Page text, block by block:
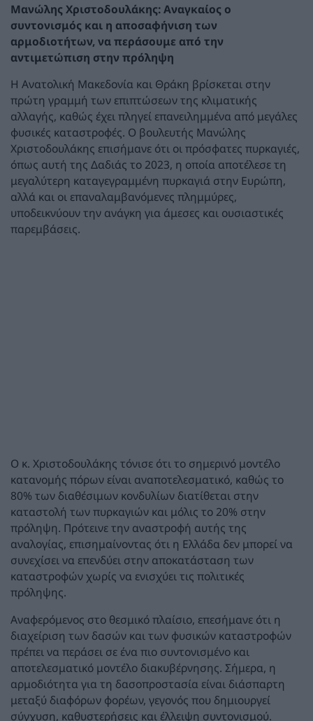
Μανώλης Χριστοδουλάκης: Αναγκαίος ο
συντονισμός και η αποσαφήνιση των
αρμοδιοτήτων, να περάσουμε από την
αντιμετώπιση στην πρόληψη
Η Ανατολική Μακεδονία και Θράκη βρίσκεται στην
πρώτη γραμμή των επιπτώσεων της κλιματικής
αλλαγής, καθώς έχει πληγεί επανειλημμένα από μεγάλες
φυσικές καταστροφές. Ο βουλευτής Μανώλης
Χριστοδουλάκης επισήμανε ότι οι πρόσφατες πυρκαγιές,
όπως αυτή της Δαδιάς το 2023, η οποία αποτέλεσε τη
μεγαλύτερη καταγεγραμμένη πυρκαγιά στην Ευρώπη,
αλλά και οι επαναλαμβανόμενες πλημμύρες,
υποδεικνύουν την ανάγκη για άμεσες και ουσιαστικές
παρεμβάσεις.
Ο κ. Χριστοδουλάκης τόνισε ότι το σημερινό μοντέλο
κατανομής πόρων είναι αναποτελεσματικό, καθώς το
80% των διαθέσιμων κονδυλίων διατίθεται στην
καταστολή των πυρκαγιών και μόλις το 20% στην
πρόληψη. Πρότεινε την αναστροφή αυτής της
αναλογίας, επισημαίνοντας ότι η Ελλάδα δεν μπορεί να
συνεχίσει να επενδύει στην αποκατάσταση των
καταστροφών χωρίς να ενισχύει τις πολιτικές
πρόληψης.
Αναφερόμενος στο θεσμικό πλαίσιο, επεσήμανε ότι η
διαχείριση των δασών και των φυσικών καταστροφών
πρέπει να περάσει σε ένα πιο συντονισμένο και
αποτελεσματικό μοντέλο διακυβέρνησης. Σήμερα, η
αρμοδιότητα για τη δασοπροστασία είναι διάσπαρτη
μεταξύ διαφόρων φορέων, γεγονός που δημιουργεί
σύγχυση, καθυστερήσεις και έλλειψη συντονισμού.